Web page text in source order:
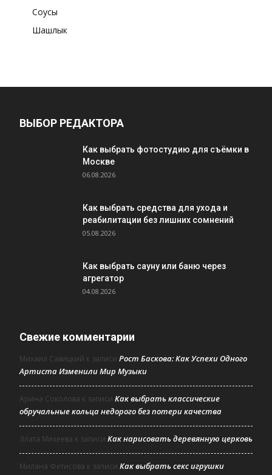
Соусы
Шашлык
ВЫБОР РЕДАКТОРА
Как выбрать фотостудию для съёмки в
Москве
06.08.2026
Как выбрать средства для ухода и
реабилитации без лишних сомнений
05.08.2026
Как выбрать сауну или баню через
агрегатор
04.08.2026
Свежие комментарии
Михаил Савицкий к записи Рост Баскова: Как Успехи Одного
Артиста Изменили Мир Музыки
Арина Соколова к записи Как выбрать классические
обручальные кольца недорого без потери качества
Злата Михеева к записи Как нарисовать деревянную церковь
Милана Фетисова к записи Как выбрать секс игрушки